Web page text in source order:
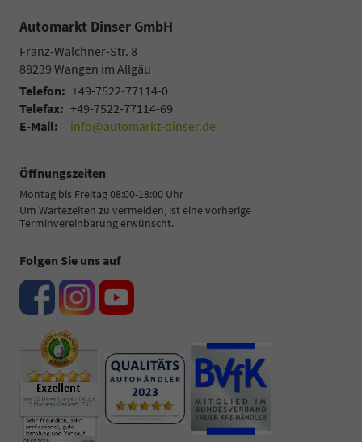
Automarkt Dinser GmbH
Franz-Walchner-Str. 8
88239 Wangen im Allgäu
Telefon: +49-7522-77114-0
Telefax: +49-7522-77114-69
E-Mail:
info@automarkt-dinser.de
Öffnungszeiten
Montag bis Freitag 08:00-18:00 Uhr
Um Wartezeiten zu vermeiden, ist eine vorherige
Terminvereinbarung erwünscht.
Folgen Sie uns auf